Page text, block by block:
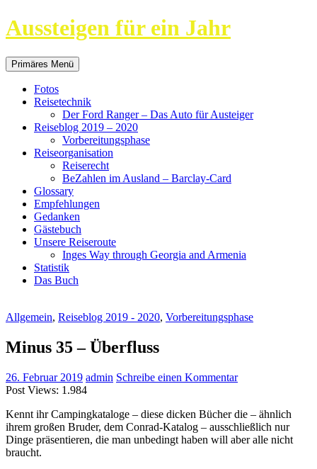
Aussteigen für ein Jahr
Suchen
Primäres Menü Springe
zum
Fotos
Reisetechnik
Der Ford Ranger – Das Auto für Austeiger
Reiseblog 2019 – 2020
Vorbereitungsphase
Reiseorganisation
Reiserecht
BeZahlen im Ausland – Barclay-Card
Glossary
Empfehlungen
Gedanken
Gästebuch
Unsere Reiseroute
Inges Way through Georgia and Armenia
Statistik
Das Buch
Allgemein, Reiseblog 2019 - 2020, Vorbereitungsphase
Minus 35 – Überfluss
26. Februar 2019 admin Schreibe einen Kommentar
Post Views: 1.984
Kennt ihr Campingkataloge – diese dicken Bücher die – ähnlich
ihrem großen Bruder, dem Conrad-Katalog – ausschließlich nur
Dinge präsentieren, die man unbedingt haben will aber alle nicht
braucht.